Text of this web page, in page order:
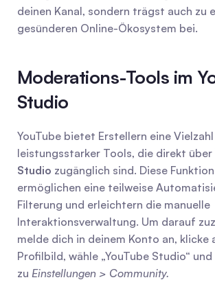
deinen Kanal, sondern trägst auch zu
gesünderen Online-Ökosystem bei.
Moderations-Tools im
Studio
YouTube bietet Erstellern eine Vielzahl
leistungsstarker Tools, die direkt über
Studio zugänglich sind. Diese
ermöglichen eine teilweise
Filterung und erleichtern die manuelle
Interaktionsverwaltung. Um darauf
melde dich in deinem Konto an, klicke
Profilbild, wähle „YouTube Studio“
zu Einstellungen > Community.